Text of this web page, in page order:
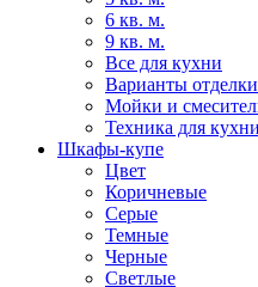
6 кв. м.
9 кв. м.
Все для кухни
Варианты отделки
Мойки и
Техника для кухни
Шкафы-купе
Цвет
Коричневые
Серые
Темные
Черные
Светлые